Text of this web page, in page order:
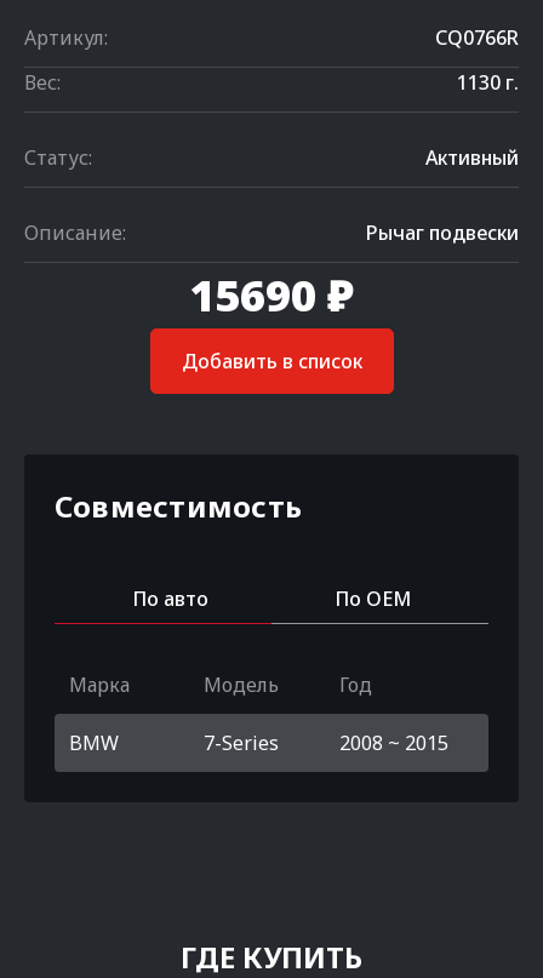
Артикул:
CQ0766R
Вес:
1130 г.
Статус: Активный
Описание: Рычаг подвески
15690 ₽
Добавить в список
Совместимость
По авто По OEM
Марка Модель Год
BMW 7-Series 2008 ~ 2015
ГДЕ КУПИТЬ